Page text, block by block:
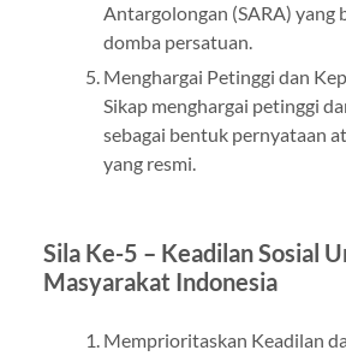
Antargolongan (SARA) yang
domba persatuan.
Menghargai Petinggi dan
Sikap menghargai petinggi
sebagai bentuk pernyataan
yang resmi.
Sila Ke-5 – Keadilan Sosial
Masyarakat Indonesia
Memprioritaskan Keadilan